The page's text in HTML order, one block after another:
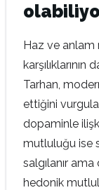
Haz ve
Tarhan,
ettiğini
dopaminle
mutluluğu ise
salgılanır ama
hedonik